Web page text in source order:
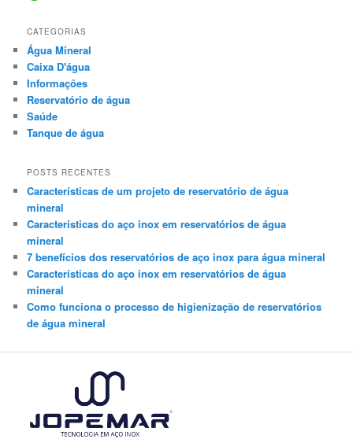
CATEGORIAS
Água Mineral
Caixa D'água
Informações
Reservatório de água
Saúde
Tanque de água
POSTS RECENTES
Características de um projeto de reservatório de água
mineral
Características do aço inox em reservatórios de água
mineral
7 benefícios dos reservatórios de aço inox para água mineral
Características do aço inox em reservatórios de água
mineral
Como funciona o processo de higienização de reservatórios
de água mineral